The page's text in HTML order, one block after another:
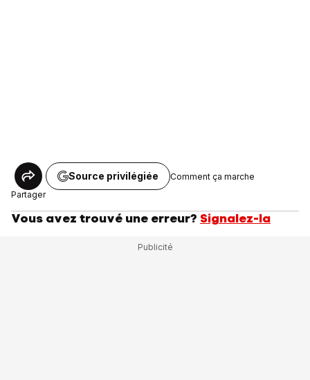
Partager
Source privilégiée Comment ça marche
Vous avez trouvé une erreur? Signalez-la